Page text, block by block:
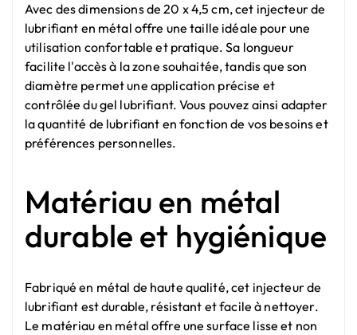
Avec des dimensions de 20 x 4,5 cm, cet injecteur de
lubrifiant en métal offre une taille idéale pour une
utilisation confortable et pratique. Sa longueur
facilite l'accès à la zone souhaitée, tandis que son
diamètre permet une application précise et
contrôlée du gel lubrifiant. Vous pouvez ainsi adapter
la quantité de lubrifiant en fonction de vos besoins et
préférences personnelles.
Matériau en métal
durable et hygiénique
Fabriqué en métal de haute qualité, cet injecteur de
lubrifiant est durable, résistant et facile à nettoyer.
Le matériau en métal offre une surface lisse et non